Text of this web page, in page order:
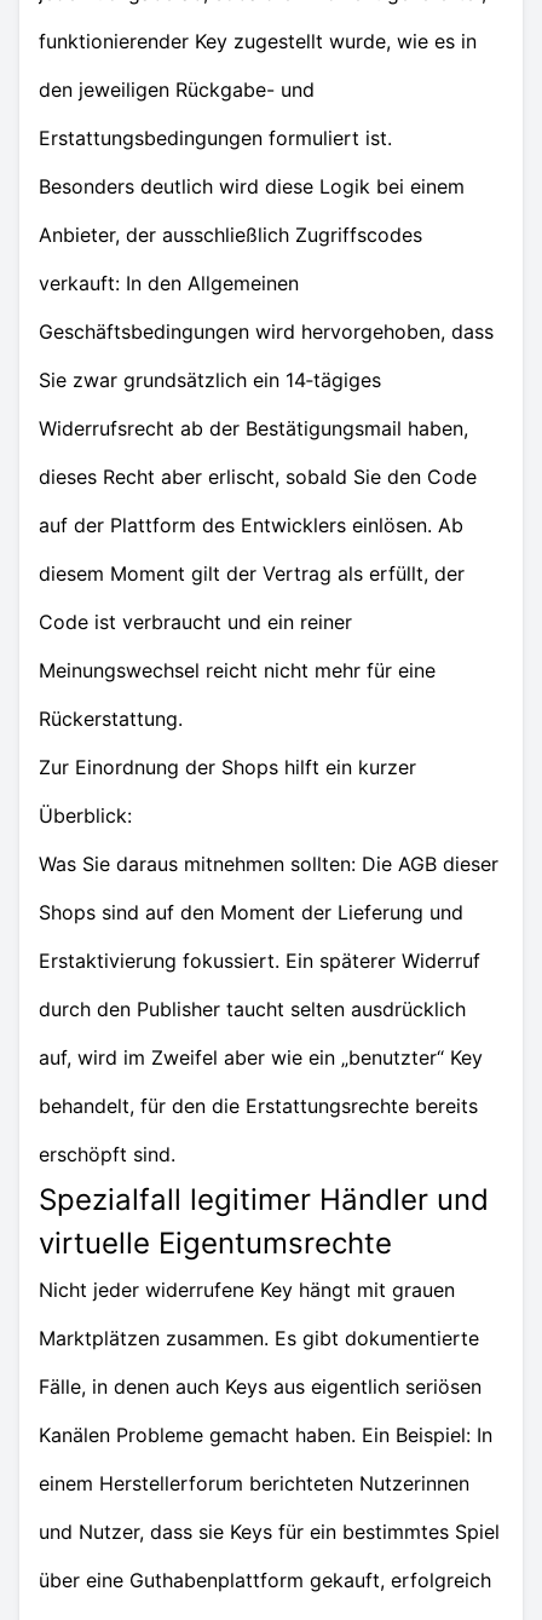
funktionierender Key zugestellt wurde, wie es in
den jeweiligen Rückgabe- und
Erstattungsbedingungen formuliert ist.
Besonders deutlich wird diese Logik bei einem
Anbieter, der ausschließlich Zugriffscodes
verkauft: In den Allgemeinen
Geschäftsbedingungen wird hervorgehoben, dass
Sie zwar grundsätzlich ein 14‑tägiges
Widerrufsrecht ab der Bestätigungsmail haben,
dieses Recht aber erlischt, sobald Sie den Code
auf der Plattform des Entwicklers einlösen. Ab
diesem Moment gilt der Vertrag als erfüllt, der
Code ist verbraucht und ein reiner
Meinungswechsel reicht nicht mehr für eine
Rückerstattung.
Zur Einordnung der Shops hilft ein kurzer
Überblick:
Was Sie daraus mitnehmen sollten: Die AGB dieser
Shops sind auf den Moment der Lieferung und
Erstaktivierung fokussiert. Ein späterer Widerruf
durch den Publisher taucht selten ausdrücklich
auf, wird im Zweifel aber wie ein „benutzter“ Key
behandelt, für den die Erstattungsrechte bereits
erschöpft sind.
Spezialfall legitimer Händler und
virtuelle Eigentumsrechte
Nicht jeder widerrufene Key hängt mit grauen
Marktplätzen zusammen. Es gibt dokumentierte
Fälle, in denen auch Keys aus eigentlich seriösen
Kanälen Probleme gemacht haben. Ein Beispiel: In
einem Herstellerforum berichteten Nutzerinnen
und Nutzer, dass sie Keys für ein bestimmtes Spiel
über eine Guthabenplattform gekauft, erfolgreich